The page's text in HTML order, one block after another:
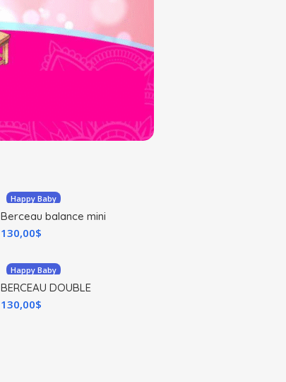
Happy Baby
Berceau balance mini
130,00$
Happy Baby
BERCEAU DOUBLE
130,00$